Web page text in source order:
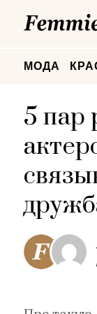
МОДА
5 пар